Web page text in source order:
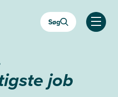
Søg
Åben
job